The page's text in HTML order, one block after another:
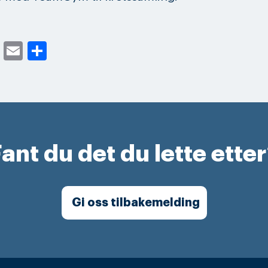
Email
du det du lette
Gi oss tilbakemelding